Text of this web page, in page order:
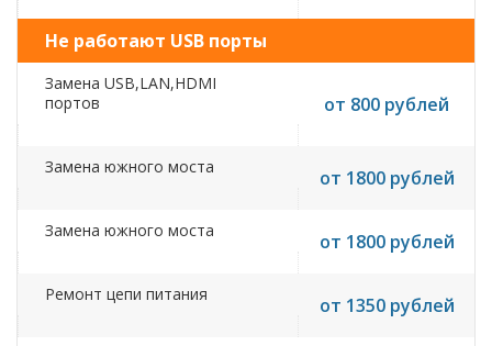
Не работают USB порты
Замена USB,LAN,HDMI
портов
от 800 рублей
Замена южного моста от 1800 рублей
Замена южного моста от 1800 рублей
Ремонт цепи питания от 1350 рублей